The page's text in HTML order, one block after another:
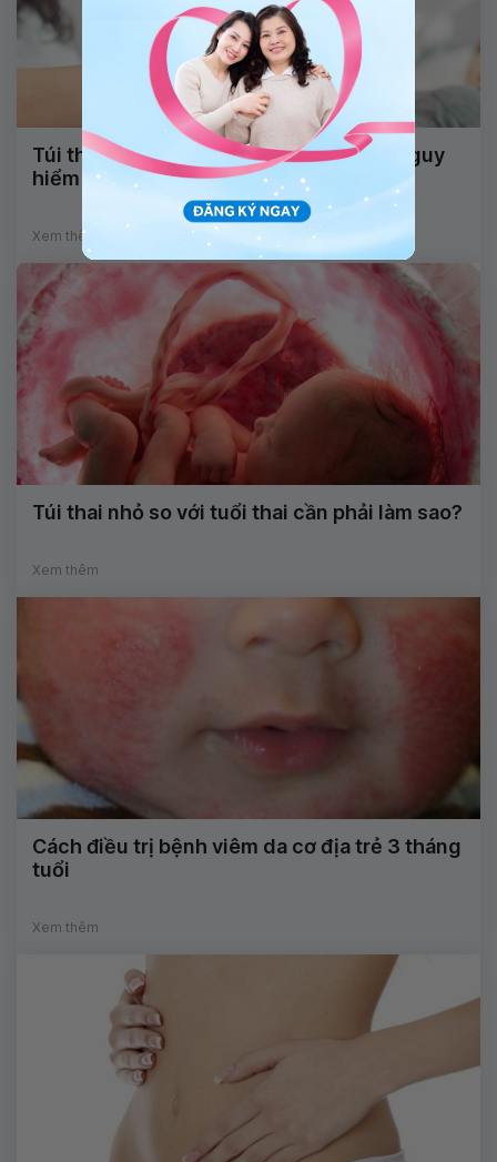
Túi thai bám cách vết mổ cũ 16mm có nguy
hiểm không?
Xem thêm
Túi thai nhỏ so với tuổi thai cần phải làm sao?
Xem thêm
Cách điều trị bệnh viêm da cơ địa trẻ 3 tháng
tuổi
Xem thêm